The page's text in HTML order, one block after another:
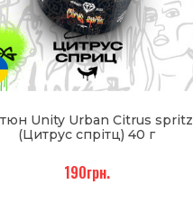
Unity Urban Citrus spritz
(Цитрус спрітц) 40 г
190грн.